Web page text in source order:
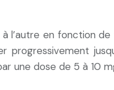
l’autre en fonction
progressivement
une dose de 5 à 10